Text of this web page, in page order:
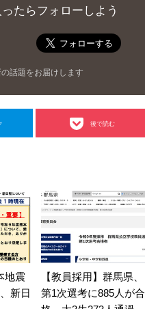
たらフォローしよう
話題をお届けします
後で読む
地震
新日
【教員採用】群馬県、
第1次選考に885人が合